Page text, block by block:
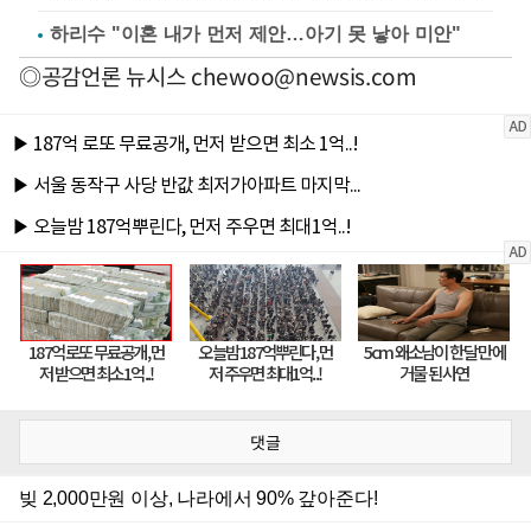
하리수 "이혼 내가 먼저 제안…아기 못 낳아 미안"
◎공감언론 뉴시스chewoo@newsis.com
댓글